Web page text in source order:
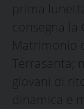
prima
consegna
Matrimonio
Terrasanta;
giovani di
dinamica e